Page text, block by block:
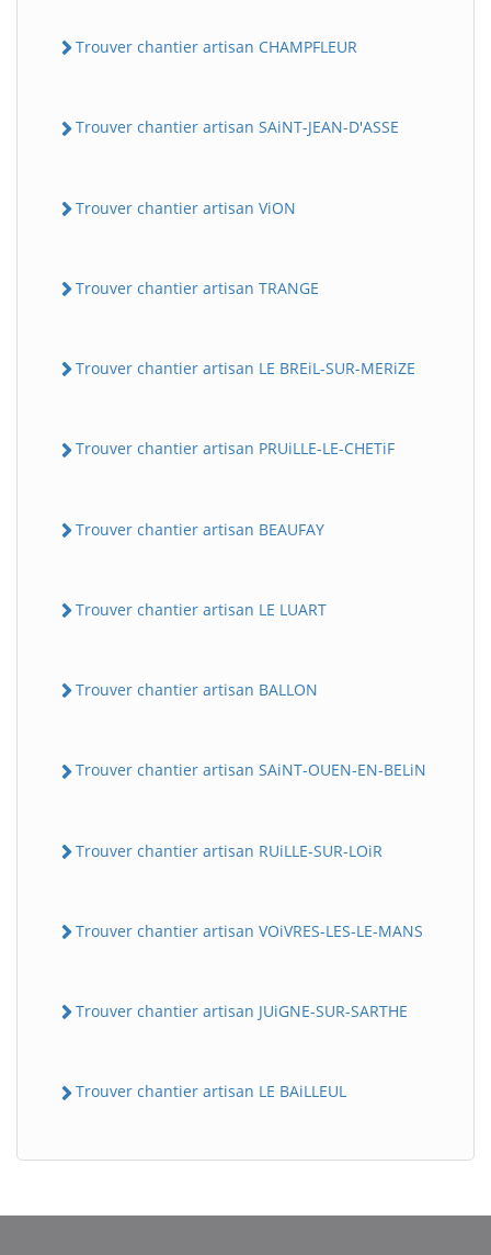
Trouver chantier artisan CHAMPFLEUR
Trouver chantier artisan SAiNT-JEAN-D'ASSE
Trouver chantier artisan ViON
Trouver chantier artisan TRANGE
Trouver chantier artisan LE BREiL-SUR-MERiZE
Trouver chantier artisan PRUiLLE-LE-CHETiF
Trouver chantier artisan BEAUFAY
Trouver chantier artisan LE LUART
Trouver chantier artisan BALLON
Trouver chantier artisan SAiNT-OUEN-EN-BELiN
Trouver chantier artisan RUiLLE-SUR-LOiR
Trouver chantier artisan VOiVRES-LES-LE-MANS
Trouver chantier artisan JUiGNE-SUR-SARTHE
Trouver chantier artisan LE BAiLLEUL
BatiWebPro